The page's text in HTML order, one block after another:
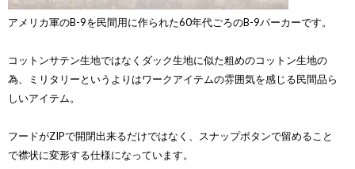
アメリカ軍のB-9を民間用に作られた60年代ごろのB-9パーカーです。
コットンサテン生地ではなくダック生地に似た粗めのコットン生地の
為、ミリタリーというよりはワークアイテムの雰囲気を感じる民間品ら
しいアイテム。
フードがZIPで開閉出来るだけではなく、スナップボタンで留めること
で襟状に変形する仕様になっています。